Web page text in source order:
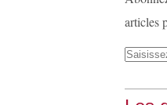
articles